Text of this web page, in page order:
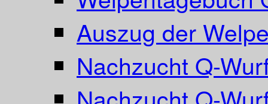
Auszug der
Nachzucht Q-